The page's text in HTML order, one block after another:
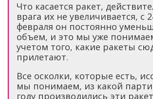
Что касается ракет,
врага их не увеличивается, с
февраля он постоянно
объем, и это мы уже
учетом того, какие ракеты
прилетают.
Все осколки, которые есть,
мы понимаем, из какой
году производились эти